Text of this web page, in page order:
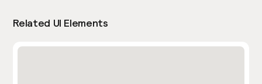
Related UI Elements